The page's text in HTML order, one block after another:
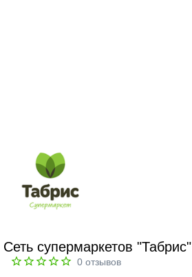
Сеть супермаркетов "Табрис"
0 отзывов